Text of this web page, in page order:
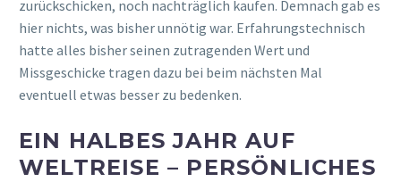
zurückschicken, noch nachträglich kaufen. Demnach gab es
hier nichts, was bisher unnötig war. Erfahrungstechnisch
hatte alles bisher seinen zutragenden Wert und
Missgeschicke tragen dazu bei beim nächsten Mal
eventuell etwas besser zu bedenken.
EIN HALBES JAHR AUF
WELTREISE – PERSÖNLICHES